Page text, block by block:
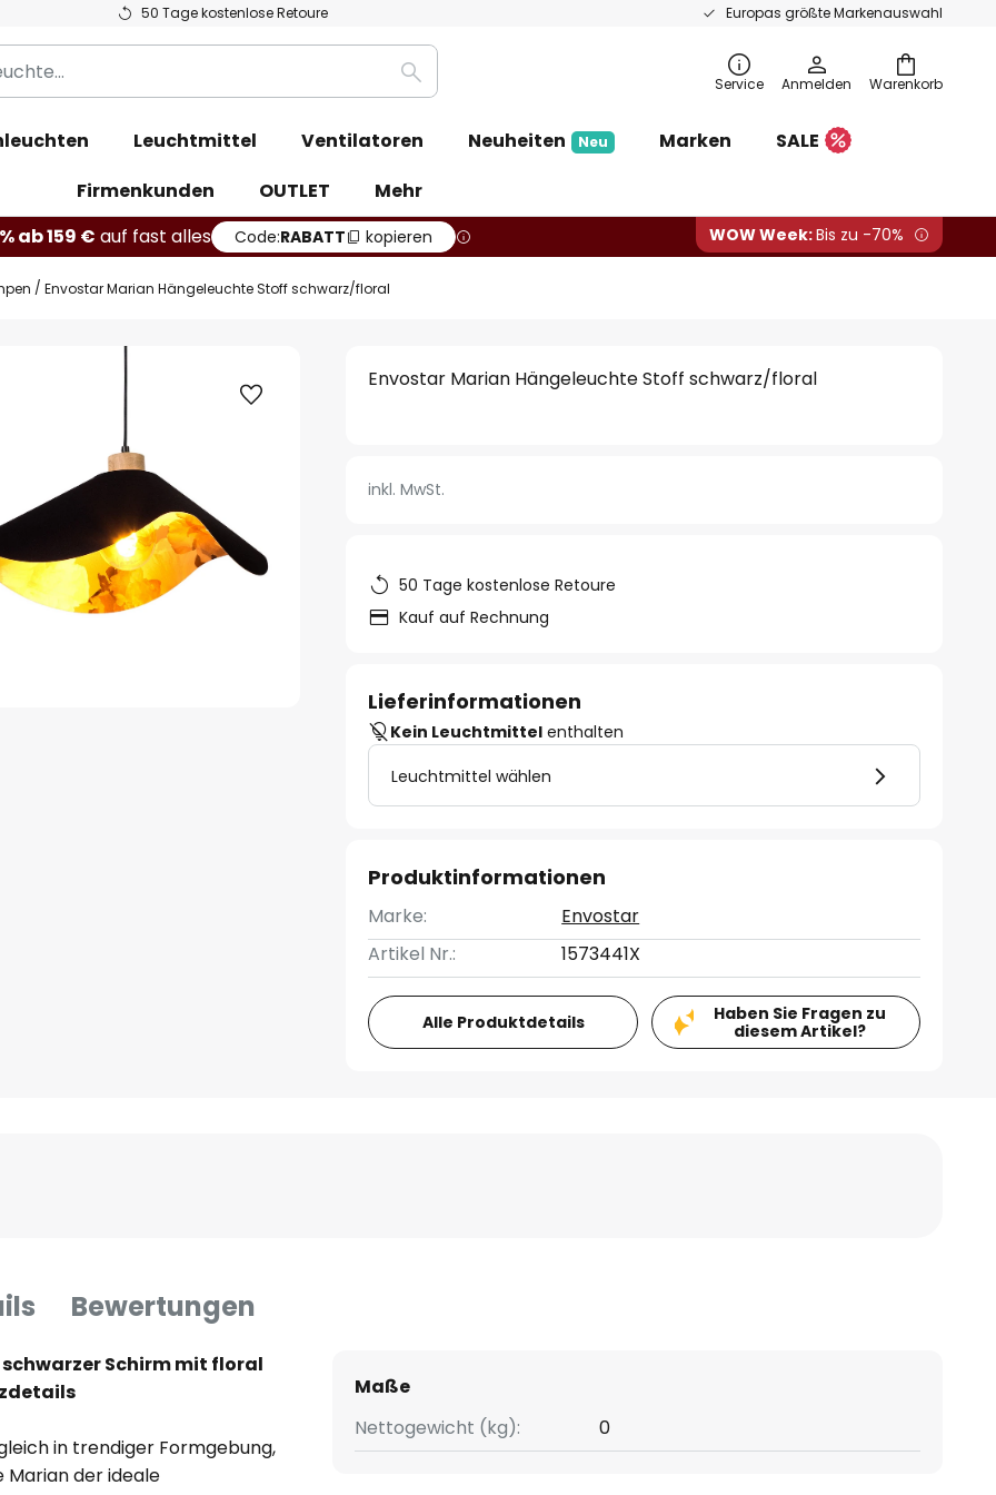
50 Tage kostenlose Retoure Europas größte Markenauswahl
Warenkorb
Suche Service Anmelden
Leuchtmittel Ventilatoren Neuheiten Neu Marken
SALE
Firmenkunden
OUTLET
Mehr
ab 159 € auf fast alles Code:RABATT kopieren WOW Week:Bis zu -70%
Envostar Marian Hängeleuchte Stoff schwarz/floral
Envostar Marian Hängeleuchte Stoff schwarz/floral
inkl. MwSt.
50 Tage kostenlose Retoure
Kauf auf Rechnung
Lieferinformationen
Kein Leuchtmittel enthalten
Leuchtmittel wählen
Produktinformationen
Marke:
Envostar
Artikel Nr.:
1573441X
Alle Produktdetails
Haben Sie Fragen zu
diesem Artikel?
Bewertungen
Schirm mit floral
in trendiger Formgebung,
Marian der ideale
Maße
Nettogewicht (kg):
0